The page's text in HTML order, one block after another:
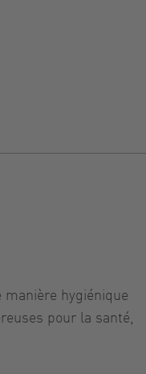
hygiénique
pour la santé,